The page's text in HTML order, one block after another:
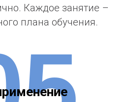
точку зрения на
презентации и